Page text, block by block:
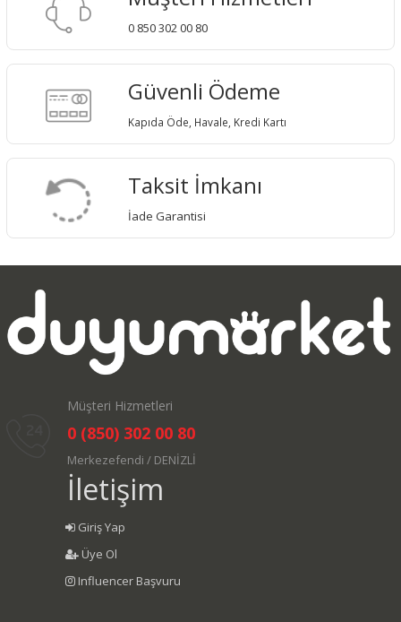
0 850 302 00 80
Güvenli Ödeme
Kapıda Öde, Havale, Kredi Kartı
Taksit İmkanı
İade Garantisi
Müşteri Hizmetleri
0 (850) 302 00 80
Merkezefendi / DENİZLİ
İletişim
Giriş Yap
Üye Ol
Influencer Başvuru